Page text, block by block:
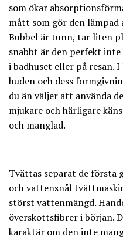
som ökar
mått som gör den
Bubbel är tunn, tar liten
snabbt är den perfekt
i badhuset eller på resan.
huden och dess
du än väljer att använda
mjukare och härligare
och manglad.
Tvättas separat de första
och vattensnål
störst vattenmängd.
överskottsfibrer i början.
karaktär om den inte